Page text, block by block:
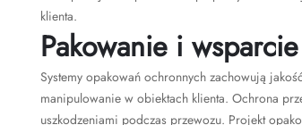
klienta.
Pakowanie i
Systemy opakowań ochronnych zachowują
manipulowanie w obiektach klienta. Ochrona
uszkodzeniami podczas przewozu. Projekt